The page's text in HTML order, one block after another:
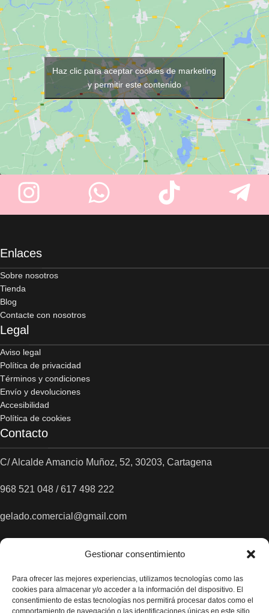
Gestionar consentimiento
Para ofrecer las mejores experiencias, utilizamos tecnologías como las
cookies para almacenar y/o acceder a la información del dispositivo. El
consentimiento de estas tecnologías nos permitirá procesar datos como el
comportamiento de navegación o las identificaciones únicas en este sitio.
Haz clic para aceptar cookies de marketing
y permitir este contenido
Enlaces
Sobre nosotros
Tienda
Blog
Contacte con nosotros
Legal
Aviso legal
Política de privacidad
Términos y condiciones
Envío y devoluciones
Accesibilidad
Política de cookies
Contacto
C/ Alcalde Amancio Muñoz, 52, 30203, Cartagena
968 521 048 / 617 498 222
gelado.comercial@gmail.com